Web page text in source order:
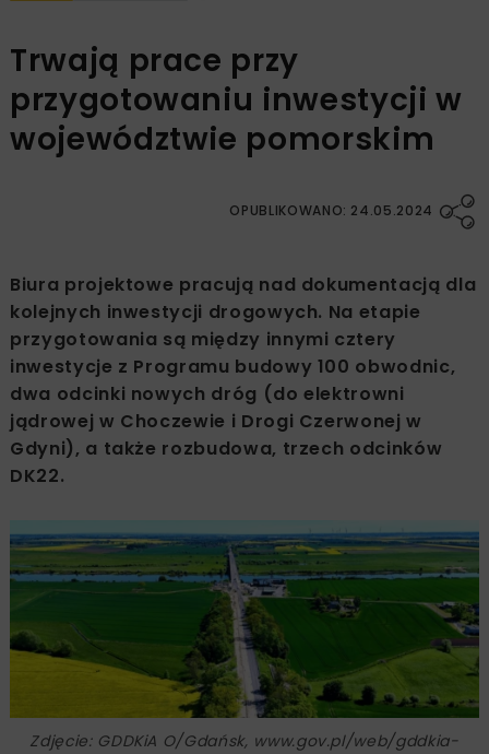
Trwają prace przy
przygotowaniu inwestycji w
województwie pomorskim
OPUBLIKOWANO: 24.05.2024
Biura projektowe pracują nad dokumentacją dla
kolejnych inwestycji drogowych. Na etapie
przygotowania są między innymi cztery
inwestycje z Programu budowy 100 obwodnic,
dwa odcinki nowych dróg (do elektrowni
jądrowej w Choczewie i Drogi Czerwonej w
Gdyni), a także rozbudowa, trzech odcinków
DK22.
Zdjęcie: GDDKiA O/Gdańsk, www.gov.pl/web/gddkia-